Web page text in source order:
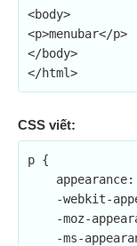
<body>
<p>menubar</p>
</body>
</html>
CSS viết:
p {
    appearance:
-webkit-
-moz-
-ms-